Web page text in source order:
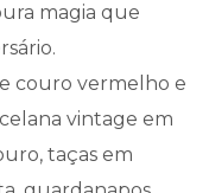
magia que
couro vermelho e
vintage em
taças em